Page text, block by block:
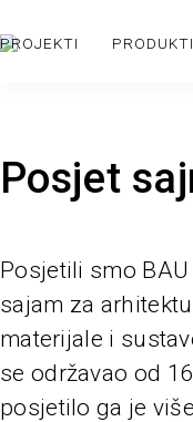
PROJEKTI PRODUKTI
Posjet
Posjetili smo
sajam za
materijale i
se održavao od
posjetilo ga je